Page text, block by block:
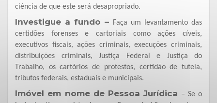
ciência de que este será desapropriado.
Investigue a fundo –
Faça um levantamento das
certidões forenses e cartoriais como ações cíveis,
executivos fiscais, ações criminais, execuções criminais,
distribuições criminais, Justiça Federal e Justiça do
Trabalho, os cartórios de protestos, certidão de tutela,
tributos federais, estaduais e municipais.
Imóvel em nome de Pessoa Jurídica – Se o